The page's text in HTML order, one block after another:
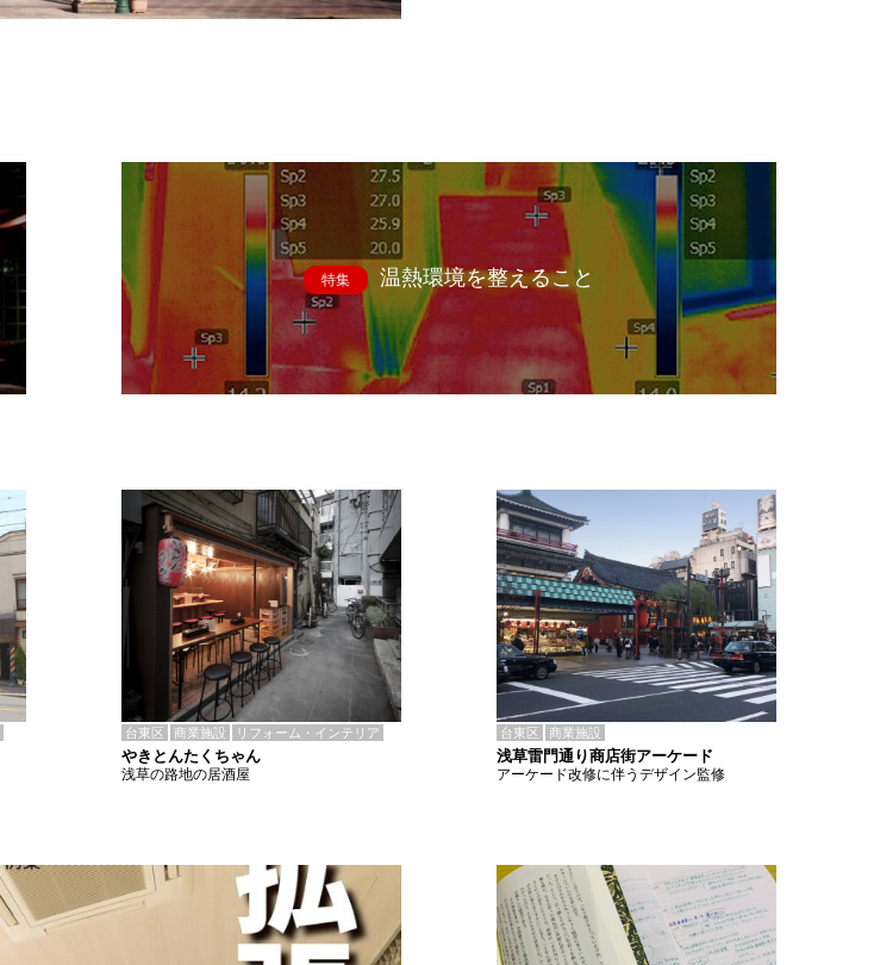
特集 温熱環境を整えること
台東区 商業施設 リフォーム・インテリア
やきとんたくちゃん
浅草の路地の居酒屋
台東区 商業施設
浅草雷門通り商店街アーケード
アーケード改修に伴うデザイン監修